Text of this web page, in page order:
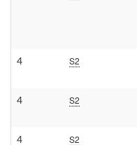
4 S2
4 S2
4 S2